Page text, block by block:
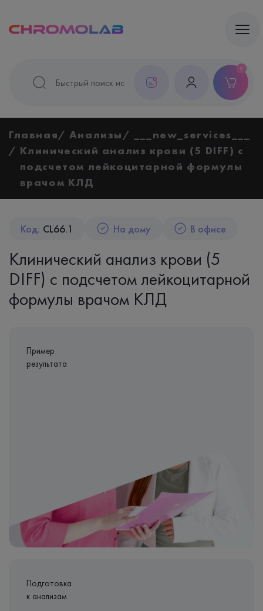
0
Главная Анализы
___new_services___
Клинический анализ крови (5 DIFF) с
подсчетом лейкоцитарной формулы
врачом КЛД
Код: CL66.1 На дому В офисе
Клинический анализ крови (5
DIFF) с подсчетом лейкоцитарной
формулы врачом КЛД
Пример
результата
Подготовка
к анализам